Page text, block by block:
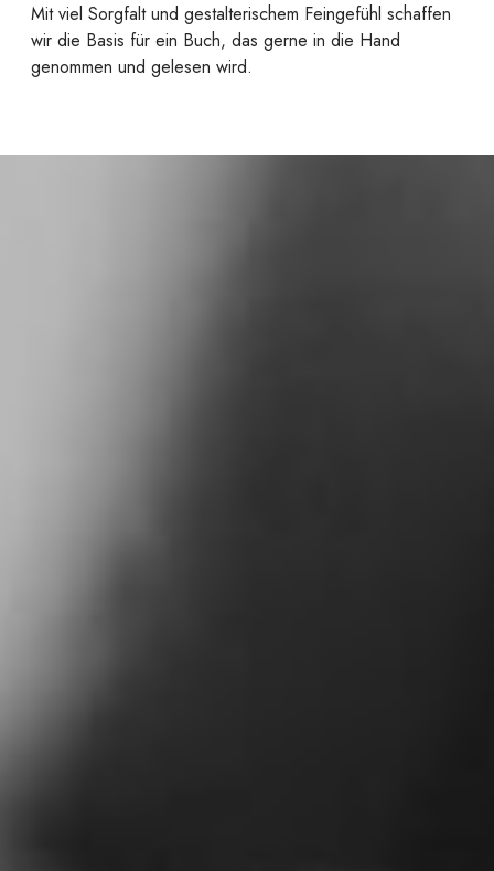
Mit viel Sorgfalt und gestalterischem Feingefühl schaffen
wir die Basis für ein Buch, das gerne in die Hand
genommen und gelesen wird.